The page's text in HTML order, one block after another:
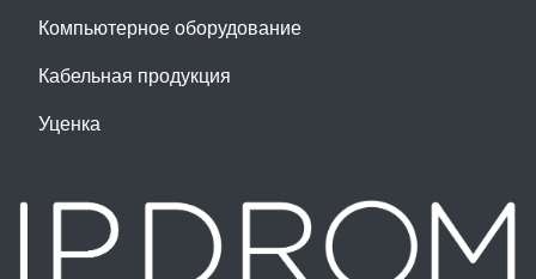
Компьютерное оборудование
Кабельная продукция
Уценка